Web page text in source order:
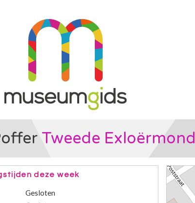
Tweede Exloërmond
deze week
Gesloten